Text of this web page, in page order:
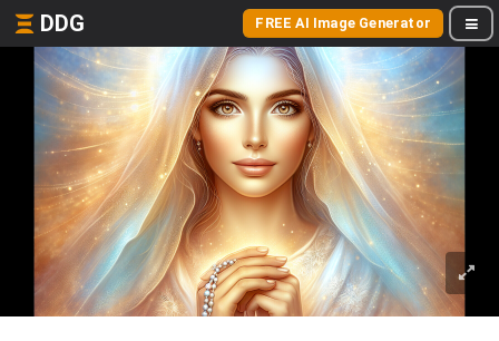
DDG FREE AI Image Generator